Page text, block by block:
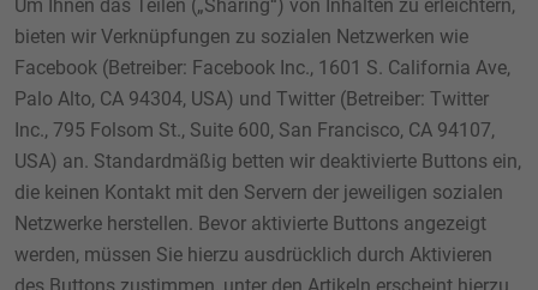
Um Ihnen das Teilen („Sharing“) von Inhalten zu erleichtern,
bieten wir Verknüpfungen zu sozialen Netzwerken wie
Facebook (Betreiber: Facebook Inc., 1601 S. California Ave,
Palo Alto, CA 94304, USA) und Twitter (Betreiber: Twitter
Inc., 795 Folsom St., Suite 600, San Francisco, CA 94107,
USA) an. Standardmäßig betten wir deaktivierte Buttons ein,
die keinen Kontakt mit den Servern der jeweiligen sozialen
Netzwerke herstellen. Bevor aktivierte Buttons angezeigt
werden, müssen Sie hierzu ausdrücklich durch Aktivieren